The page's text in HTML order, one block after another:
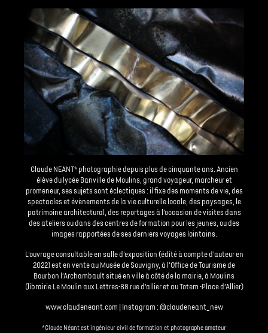
Claude NEANT* photographie depuis plus de cinquante ans. Ancien
élève du lycée Banville de Moulins, grand voyageur, marcheur et
promeneur, ses sujets sont éclectiques : il fixe des moments de vie, des
spectacles et évènements de la vie culturelle locale, des paysages, le
patrimoine architectural, des reportages à l’occasion de visites dans
des ateliers ou dans des centres de formation pour les jeunes, ou des
images rapportées de ses derniers voyages lointains.
L’ouvrage consultable en salle d’exposition (édité à compte d’auteur en
2022) est en vente au Musée de Souvigny, à l’Office de Tourisme de
Bourbon l’Archambault situé en ville à côté de la mairie, à Moulins
(librairie Le Moulin aux Lettres-88 rue d’allier et au Totem -Place d’Allier)
www.claudeneant.com | Instagram : @claudeneant_new
*Claude Néant est ingénieur civil de formation et photographe amateur